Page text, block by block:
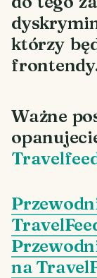
którzy
Ważne
na